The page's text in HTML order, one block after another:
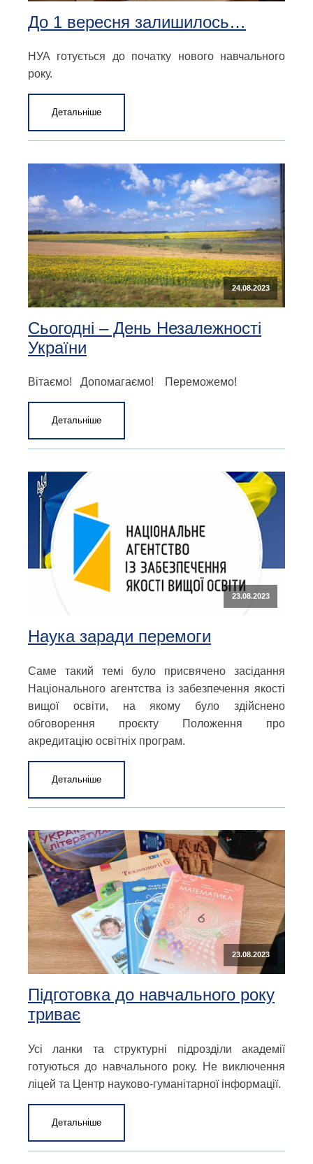
До 1 вересня залишилось…
НУА готується до початку нового навчального
року.
Детальніше
24.08.2023
Сьогодні – День Незалежності
України
Вітаємо! Допомагаємо! Переможемо!
Детальніше
23.08.2023
Наука заради перемоги
Саме такий темі було присвячено засідання
Національного агентства із забезпечення якості
вищої освіти, на якому було здійснено
обговорення проєкту Положення про
акредитацію освітніх програм.
Детальніше
23.08.2023
Підготовка до навчального року
триває
Усі ланки та структурні підрозділи академії
готуються до навчального року. Не виключення
ліцей та Центр науково-гуманітарної інформації.
Детальніше